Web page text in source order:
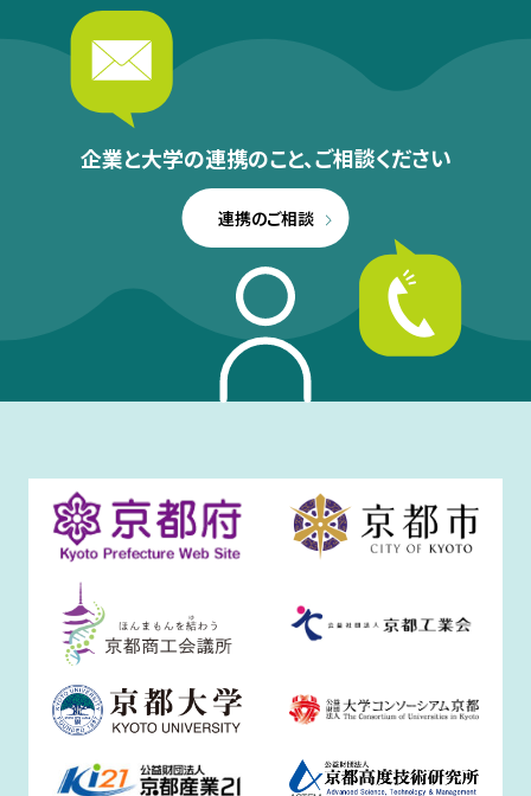
企業と大学の連携のこと、ご相談ください
連携のご相談